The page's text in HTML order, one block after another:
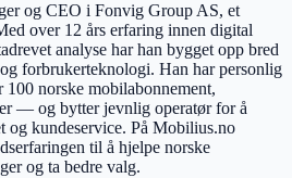
og CEO i Fonvig Group AS, et
over 12 års erfaring innen digital
analyse har han bygget opp bred
forbrukerteknologi. Han har personlig
100 norske mobilabonnement,
— og bytter jevnlig operatør for å
og kundeservice. På Mobilius.no
til å hjelpe norske
og ta bedre valg.